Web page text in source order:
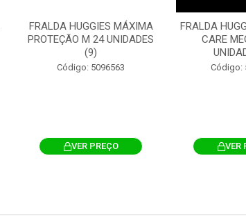
FRALDA HUGGIES MÁXIMA
PROTEÇÃO M 24 UNIDADES
(9)
Código: 5096563
VER PREÇO
FRALDA
CARE
Código:
VER